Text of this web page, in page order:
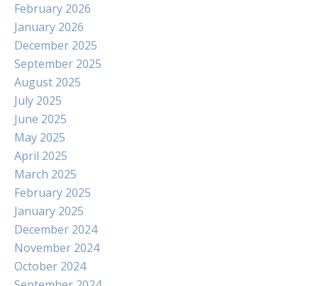
February 2026
January 2026
December 2025
September 2025
August 2025
July 2025
June 2025
May 2025
April 2025
March 2025
February 2025
January 2025
December 2024
November 2024
October 2024